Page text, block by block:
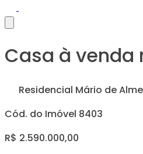
Casa à venda
Residencial Mário de
Cód. do Imóvel 8403
R$ 2.590.000,00